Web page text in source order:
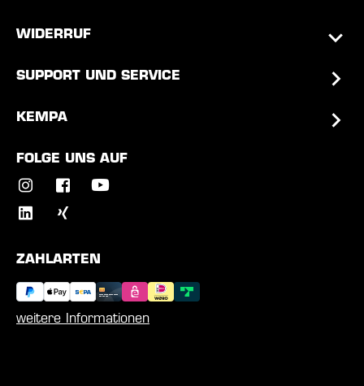
WIDERRUF
SUPPORT UND SERVICE
KEMPA
FOLGE UNS AUF
ZAHLARTEN
weitere Informationen